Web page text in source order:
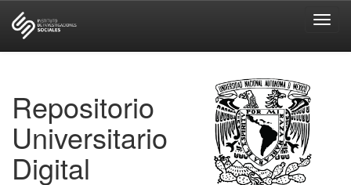
Repositorio
Universitario
Digital